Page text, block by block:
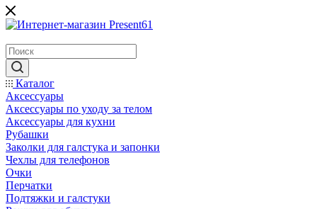
Каталог
Аксессуары
Аксессуары по уходу за телом
Аксессуары для кухни
Рубашки
Заколки для галстука и запонки
Чехлы для телефонов
Очки
Перчатки
Подтяжки и галстуки